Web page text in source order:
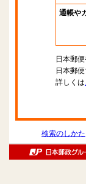
通帳や
日本郵
日本郵
詳しくは
検索のしかた